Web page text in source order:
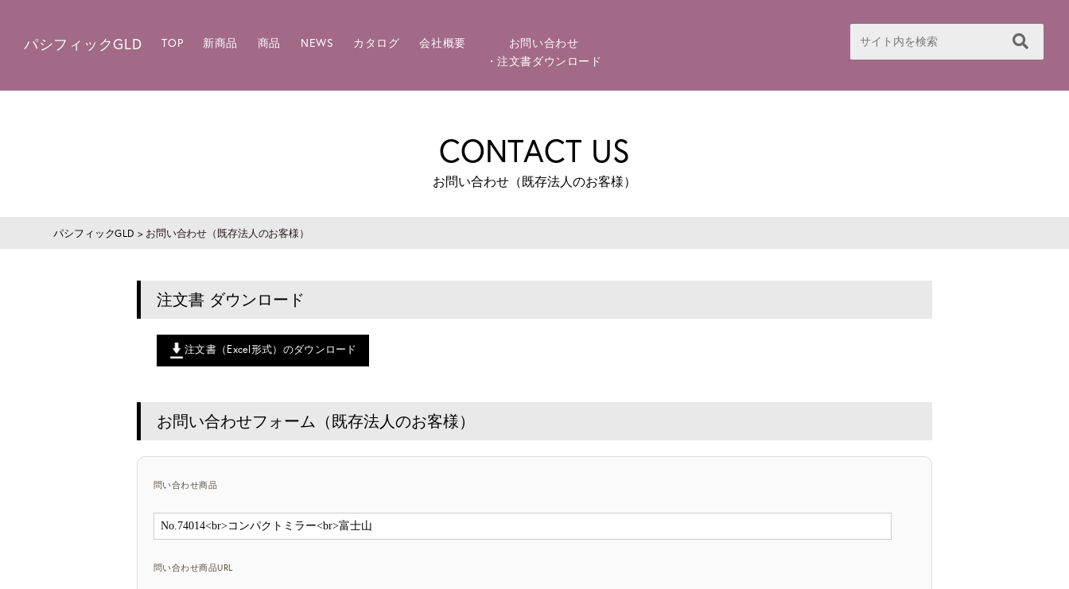
パシフィックGLD TOP 新商品 商品 NEWS カタログ 会社概要
お問い合わせ
・注文書ダウンロード
CONTACT US
お問い合わせ（既存法人のお客様）
パシフィックGLD > お問い合わせ（既存法人のお客様）
注文書 ダウンロード
注文書（Excel形式）のダウンロード
お問い合わせフォーム（既存法人のお客様）
問い合わせ商品
問い合わせ商品URL